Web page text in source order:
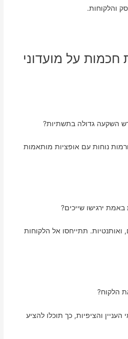
והלקוחות.
חכמות על מועדוני
השקעה גדולה בתשתיות?
נוחות עם אופציות מותאמות
ירגישו שייכים?
תתייחסו אל הלקוחות
הלקוח?
והציפיות, כך תוכלו להציע